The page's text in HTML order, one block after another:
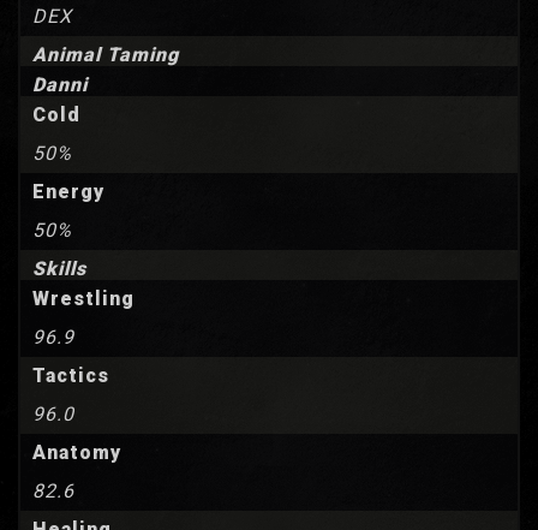
DEX
Animal Taming
Danni
Cold
50%
Energy
50%
Skills
Wrestling
96.9
Tactics
96.0
Anatomy
82.6